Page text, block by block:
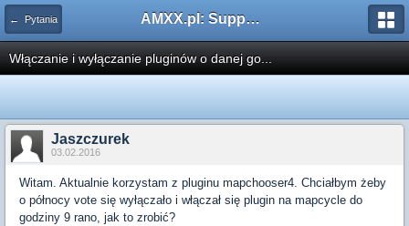
← Pytania AMXX.pl: Support AMX Mod X i SourceMod
Włączanie i wyłączanie pluginów o danej go...
Jaszczurek
03.02.2016
Witam. Aktualnie korzystam z pluginu mapchooser4. Chciałbym żeby
o północy vote się wyłączało i włączał się plugin na mapcycle do
godziny 9 rano, jak to zrobić?